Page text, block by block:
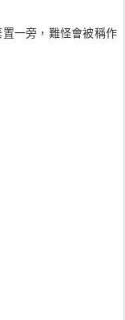
一旁，難怪會被稱作